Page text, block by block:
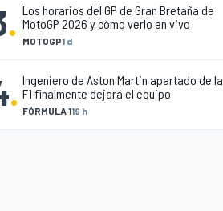
. MOTOGP1 d
Los horarios del GP de Gran Bretaña de
MotoGP 2026 y cómo verlo en vivo
. FÓRMULA 119 h
Ingeniero de Aston Martin apartado de la
F1 finalmente dejará el equipo